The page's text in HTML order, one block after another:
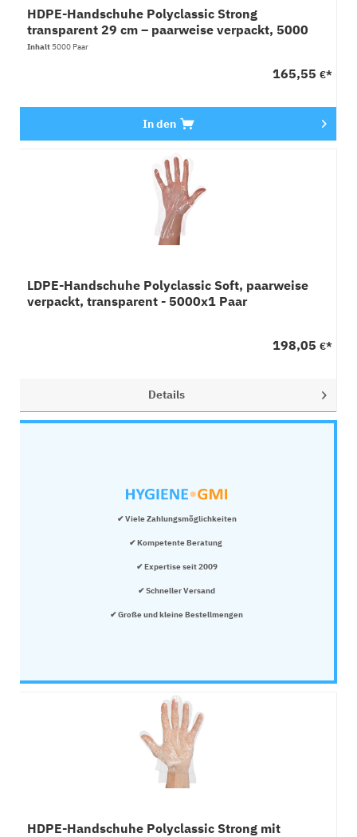
HDPE-Handschuhe Polyclassic Strong
transparent 29 cm – paarweise verpackt, 5000
Paar
Inhalt 5000 Paar
165,55 €*
In den
LDPE-Handschuhe Polyclassic Soft, paarweise
verpackt, transparent - 5000x1 Paar
198,05 €*
Details
✔ Viele Zahlungsmöglichkeiten
✔ Kompetente Beratung
✔ Expertise seit 2009
✔ Schneller Versand
✔ Große und kleine Bestellmengen
HDPE-Handschuhe Polyclassic Strong mit